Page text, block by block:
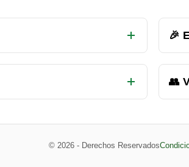
🎉
👥
© 2026 - Derechos Reservados